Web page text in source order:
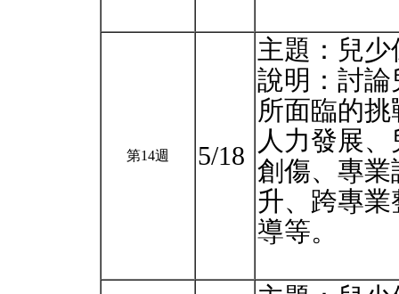
第14週 5/18
主題：兒
說明：討
所⾯臨的
⼈⼒發展
創傷、專
升、跨專
導等。